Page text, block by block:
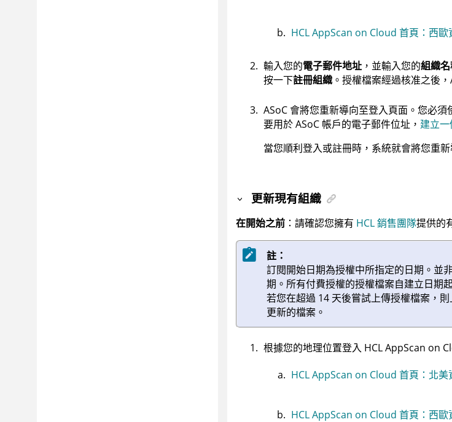
HCL AppScan on Cloud 首頁：西歐
輸入您的電子郵件地址，並輸入您的組織
按一下註冊組織。授權檔案經過核准之後
ASoC會將您重新導向至登入頁面。您必須
要用於ASoC帳戶的電子郵件位址， 建立一
當您順利登入或註冊時，系統就會將您重
更新現有組織
在開始之前：請確認您擁有 HCL 銷售團隊提供的
註：
訂閱開始日期為授權中所指定的日期。並
期。所有付費授權的授權檔案自建立日期
若您在超過 14 天後嘗試上傳授權檔案，
更新的檔案。
根據您的地理位置登入 HCL AppScan on
HCL AppScan on Cloud 首頁：北美
HCL AppScan on Cloud 首頁：西歐